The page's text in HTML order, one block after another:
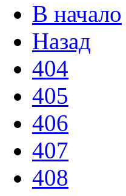
В начало
Назад
404
405
406
407
408